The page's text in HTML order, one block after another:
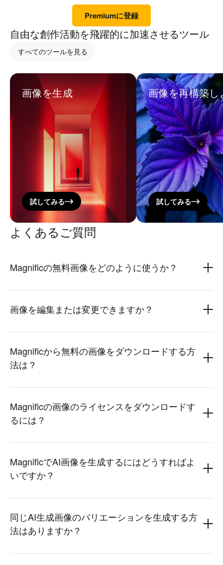
Premiumに登録
自由な創作活動を飛躍的に加速させるツール
すべてのツールを見る
画像を生成
試してみる
画像を再構築し
試してみる
よくあるご質問
Magnificの無料画像をどのように使うか？
画像を編集または変更できますか？
Magnificから無料の画像をダウンロードする方
法は？
Magnificの画像のライセンスをダウンロードす
るには？
MagnificでAI画像を生成するにはどうすればよ
いですか？
同じAI生成画像のバリエーションを生成する方
法はありますか？